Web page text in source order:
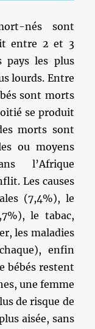
nés sont
entre 2 et 3
pays les plus
lourds. Entre
sont morts
se produit
morts sont
ou moyens
l’Afrique
Les causes
(7,4%), le
le tabac,
les maladies
enfin
bébés restent
une femme
de risque de
aisée, sans